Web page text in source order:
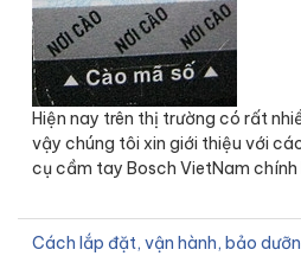
Hiện nay trên thị trường có rất
vậy chúng tôi xin giới thiệu với
cụ cầm tay Bosch VietNam
Cách lắp đặt, vận hành, bảo